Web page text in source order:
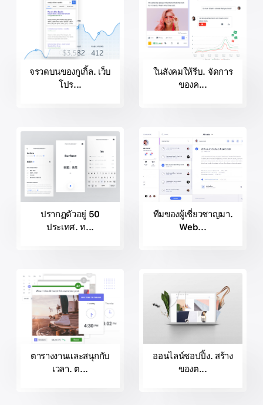
จรวดบนของกูเกิ้ล. เว็บ
โปร...
ในสังคมให้รีบ. จัดการ
ของค...
ปรากฏตัวอยู่ 50
ประเทศ. ท...
ทีมของผู้เชี่ยวชาญมา.
Web...
ตารางงานและสนุกกับ
เวลา. ต...
ออนไลน์ชอปปิ้ง. สร้าง
ของต...